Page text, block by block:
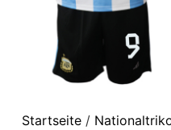
Startseite/